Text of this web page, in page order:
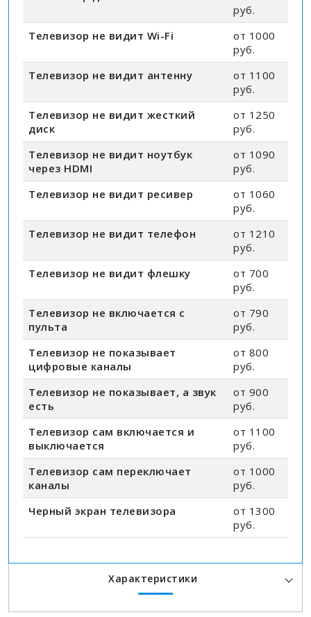
руб.
Телевизор не видит Wi-Fi
от 1000
руб.
Телевизор не видит антенну
от 1100
руб.
Телевизор не видит жесткий
диск
от 1250
руб.
Телевизор не видит ноутбук
через HDMI
от 1090
руб.
Телевизор не видит ресивер
от 1060
руб.
Телевизор не видит телефон
от 1210
руб.
Телевизор не видит флешку
от 700
руб.
Телевизор не включается с
пульта
от 790
руб.
Телевизор не показывает
цифровые каналы
от 800
руб.
Телевизор не показывает, а звук
есть
от 900
руб.
Телевизор сам включается и
выключается
от 1100
руб.
Телевизор сам переключает
каналы
от 1000
руб.
Черный экран телевизора
от 1300
руб.
Характеристики